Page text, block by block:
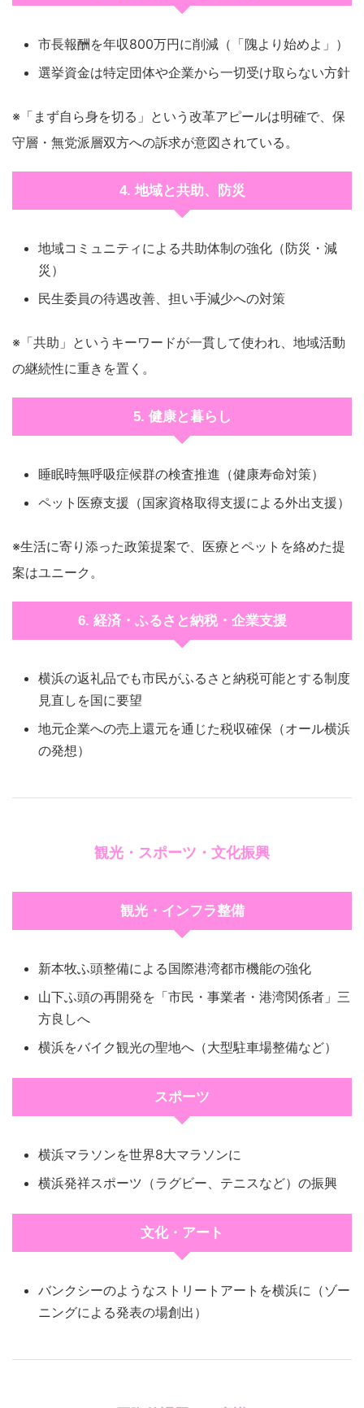
市長報酬を年収800万円に削減（「隗より始めよ」）
選挙資金は特定団体や企業から一切受け取らない方針
※「まず自ら身を切る」という改革アピールは明確で、保
守層・無党派層双方への訴求が意図されている。
4. 地域と共助、防災
地域コミュニティによる共助体制の強化（防災・減
災）
民生委員の待遇改善、担い手減少への対策
※「共助」というキーワードが一貫して使われ、地域活動
の継続性に重きを置く。
5. 健康と暮らし
睡眠時無呼吸症候群の検査推進（健康寿命対策）
ペット医療支援（国家資格取得支援による外出支援）
※生活に寄り添った政策提案で、医療とペットを絡めた提
案はユニーク。
6. 経済・ふるさと納税・企業支援
横浜の返礼品でも市民がふるさと納税可能とする制度
見直しを国に要望
地元企業への売上還元を通じた税収確保（オール横浜
の発想）
観光・スポーツ・文化振興
観光・インフラ整備
新本牧ふ頭整備による国際港湾都市機能の強化
山下ふ頭の再開発を「市民・事業者・港湾関係者」三
方良しへ
横浜をバイク観光の聖地へ（大型駐車場整備など）
スポーツ
横浜マラソンを世界8大マラソンに
横浜発祥スポーツ（ラグビー、テニスなど）の振興
文化・アート
バンクシーのようなストリートアートを横浜に（ゾー
ニングによる発表の場創出）